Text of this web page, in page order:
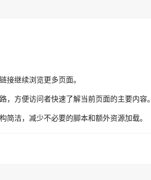
接继续浏览更多页面。
，方便访问者快速了解当前页面的主要内容。
简洁，减少不必要的脚本和额外资源加载。